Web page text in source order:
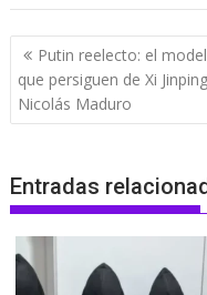
Navegación
de
entradas
Putin reelecto: el
que persiguen de Xi
Nicolás Maduro
Entradas